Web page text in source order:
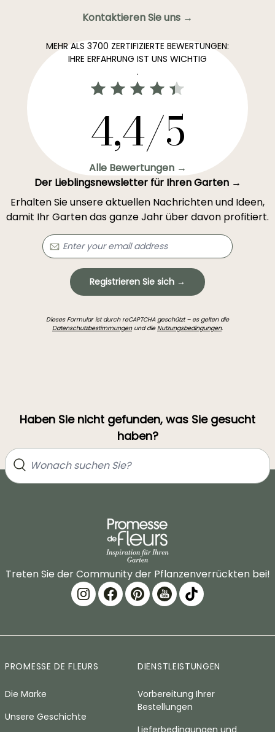
Kontaktieren Sie uns →
MEHR ALS 3700 ZERTIFIZIERTE BEWERTUNGEN:
IHRE ERFAHRUNG IST UNS WICHTIG
.
4,4/5
Alle Bewertungen →
Der Lieblingsnewsletter für Ihren Garten →
Erhalten Sie unsere aktuellen Nachrichten und Ideen,
damit Ihr Garten das ganze Jahr über davon profitiert.
Registrieren Sie sich →
Dieses Formular ist durch reCAPTCHA geschützt – es gelten die
Datenschutzbestimmungenund dieNutzungsbedingungen.
Haben Sie nicht gefunden, was Sie gesucht
haben?
Treten Sie der Community der Pflanzenverrückten bei!
PROMESSE DE FLEURS
Die Marke
Unsere Geschichte
DIENSTLEISTUNGEN
Vorbereitung Ihrer
Bestellungen
Lieferbedingungen und